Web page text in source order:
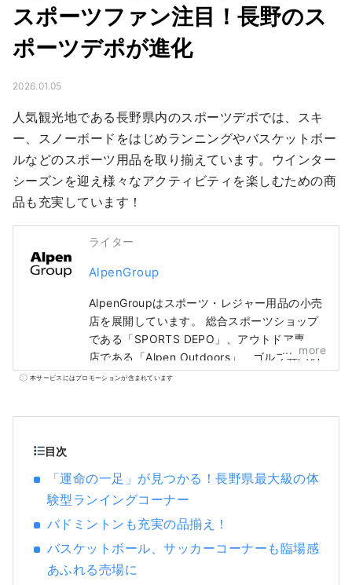
スポーツファン注目！長野のス
ポーツデポが進化
2026.01.05
人気観光地である長野県内のスポーツデポでは、スキ
ー、スノーボードをはじめランニングやバスケットボー
ルなどのスポーツ用品を取り揃えています。ウインター
シーズンを迎え様々なアクティビティを楽しむための商
品も充実しています！
ライター
AlpenGroup
AlpenGroupはスポーツ・レジャー用品の小売
店を展開しています。 総合スポーツショップ
である「SPORTS DEPO」、アウトドア専門
店である「Alpen Outdoors」、ゴルフ専門店
である「GOLF5」を全国に展開し、有名スポ
more
本サービスにはプロモーションが含まれています
目次
「運命の一足」が見つかる！長野県最大級の体
験型ランイングコーナー
バドミントンも充実の品揃え！
バスケットボール、サッカーコーナーも臨場感
あふれる売場に